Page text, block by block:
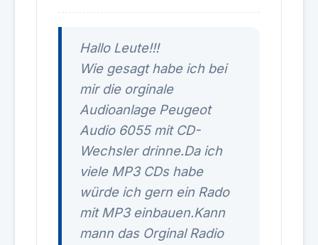
Hallo Leute!!!
Wie gesagt habe ich bei
mir die orginale
Audioanlage Peugeot
Audio 6055 mit CD-
Wechsler drinne.Da ich
viele MP3 CDs habe
würde ich gern ein Rado
mit MP3 einbauen.Kann
mann das Orginal Radio